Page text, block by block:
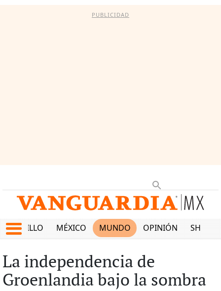
PUBLICIDAD
SALTILLO MÉXICO MUNDO OPINIÓN SHOW
La independencia de
Groenlandia bajo la sombra